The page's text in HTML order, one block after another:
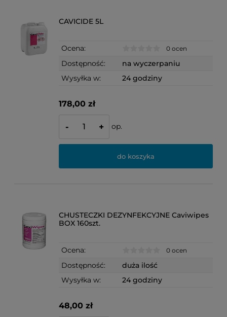
CAVICIDE 5L
Ocena: 0 ocen
Dostępność:
na wyczerpaniu
Wysyłka w:
24 godziny
178,00 zł
- + op.
do koszyka
CHUSTECZKI DEZYNFEKCYJNE Caviwipes
BOX 160szt.
Ocena: 0 ocen
Dostępność:
duża ilość
Wysyłka w:
24 godziny
48,00 zł